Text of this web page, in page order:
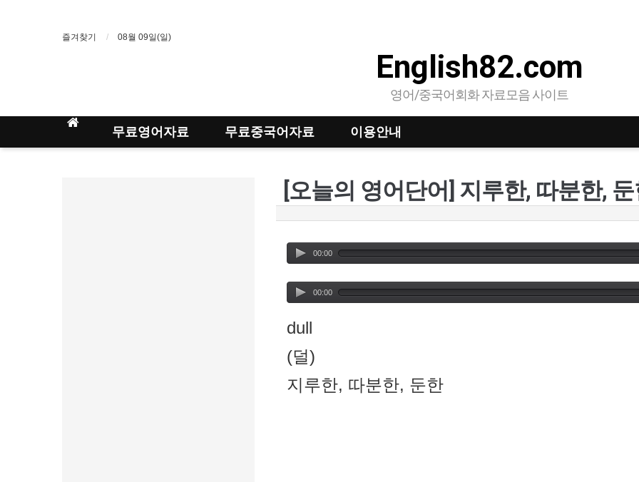
즐겨찾기 08월 09일(일)
English82.com
영어/중국어회화 자료모음 사이트
무료영어자료 무료중국어자료 이용안내
[오늘의 영어단어] 지루한, 따분한,
00:00
00:00
dull
(덜)
지루한, 따분한, 둔한